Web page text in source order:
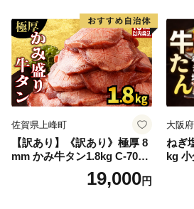
厚切り タン
佐賀県上峰町
【訳あり】《訳あり》極厚 8
mm かみ牛タン1.8kg C-709-
19,000円
大阪
ねぎ
kg
牛肉